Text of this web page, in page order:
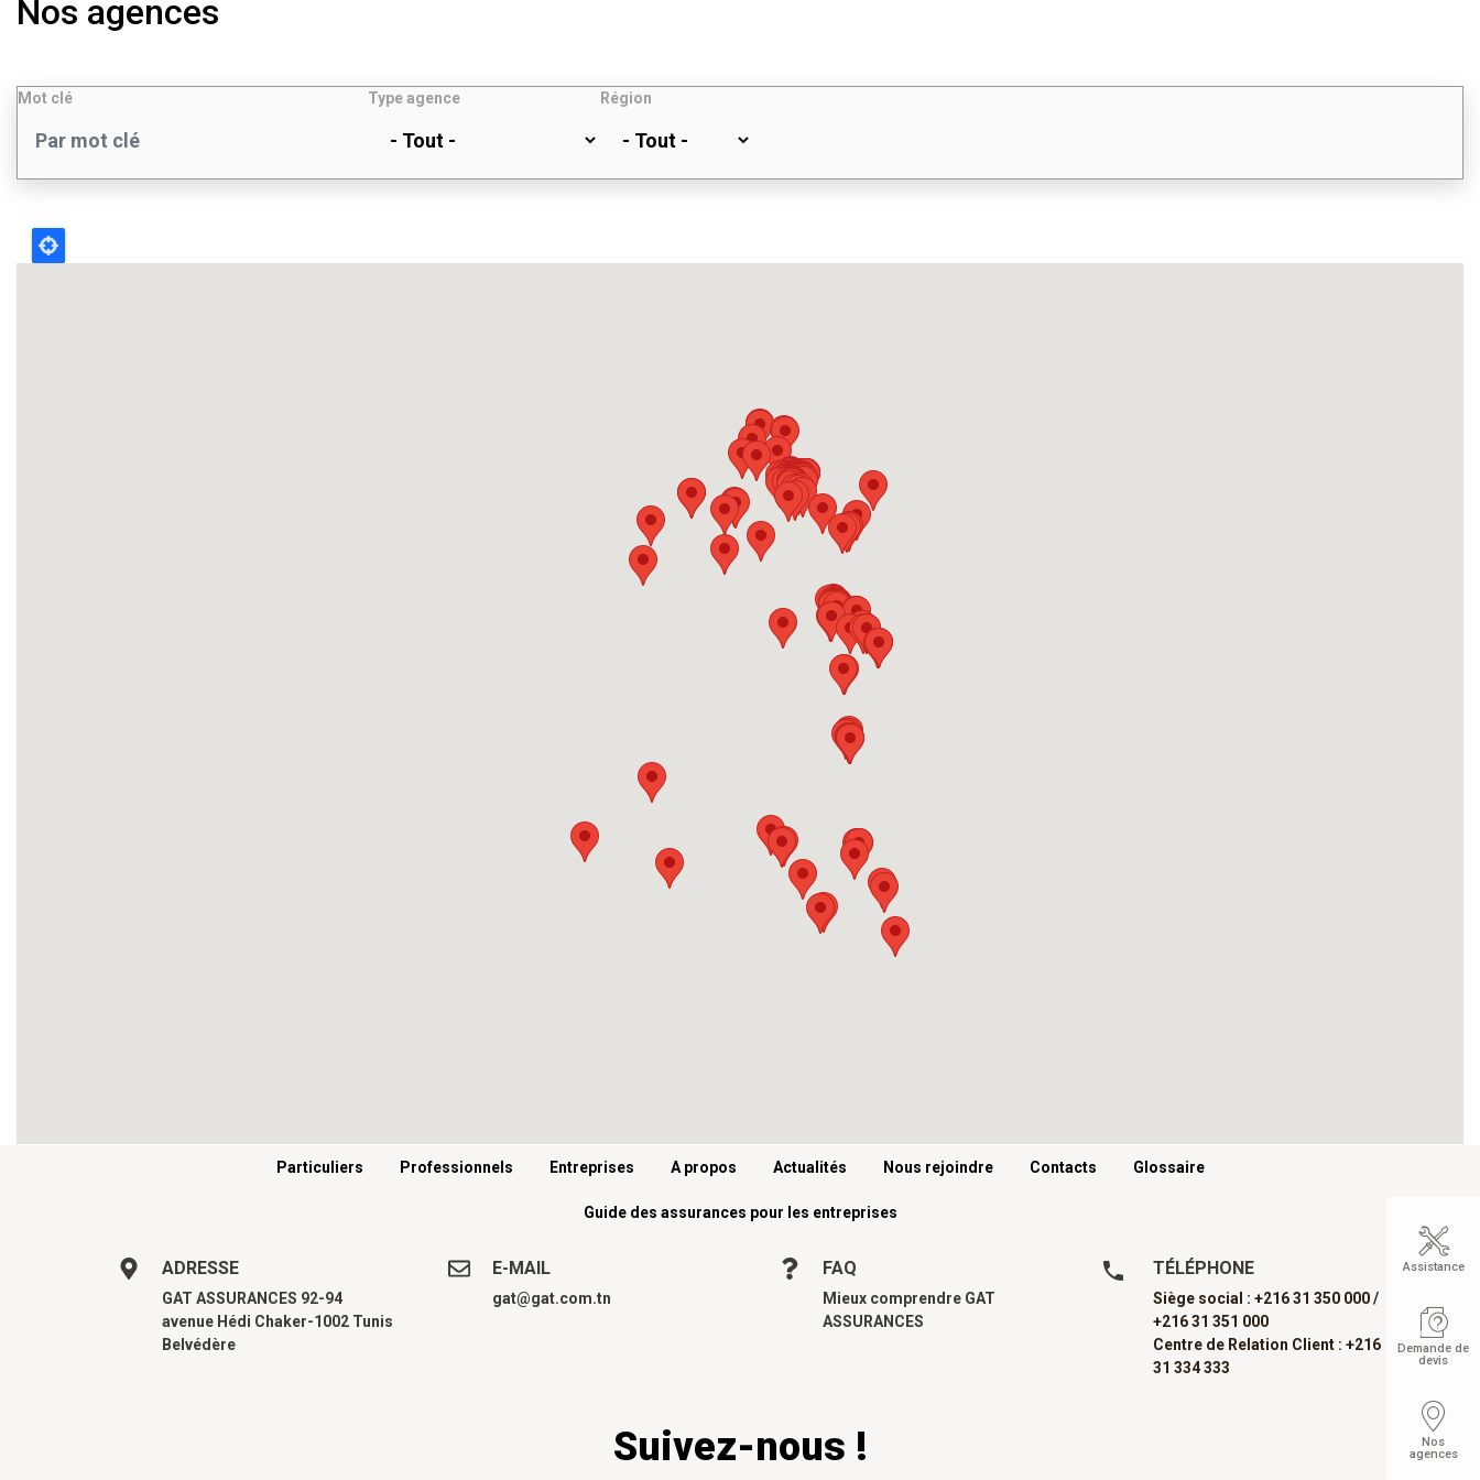
Nos agences
Mot clé Type agence Région
Particuliers Professionnels Entreprises A propos Actualités Nous rejoindre Contacts Glossaire
Guide des assurances pour les entreprises
ADRESSE
GAT ASSURANCES 92-94
avenue Hédi Chaker-1002 Tunis
Belvédère
E-MAIL
gat@gat.com.tn
FAQ
Mieux comprendre GAT
ASSURANCES
TÉLÉPHONE
Siège social : +216 31 350 000 /
+216 31 351 000
Centre de Relation Client : +216
31 334 333
Suivez-nous !
Assistance
Demande de
devis
Nos
agences